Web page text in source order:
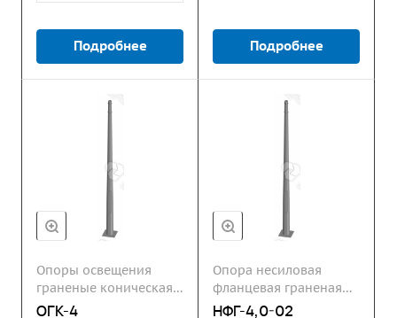
Подробнее Подробнее
Опоры освещения
граненые коническая
ОГК
ОГК-4
Опора несиловая
фланцевая граненая
НФГ
НФГ-4,0-02